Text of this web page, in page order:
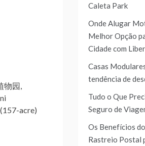
物园,
acre)
Caleta Park
Onde Alugar
Melhor Opção
Cidade com
Casas
tendência de
Tudo o Que
Seguro de
Os Benefícios
Rastreio Postal